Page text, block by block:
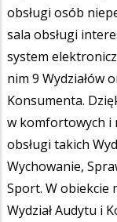
obsługi osób
sala obsługi
system
nim 9 Wydziałów
Konsumenta.
w komfortowych i
obsługi takich
Wychowanie,
Sport. W obiekcie
Wydział Audytu i